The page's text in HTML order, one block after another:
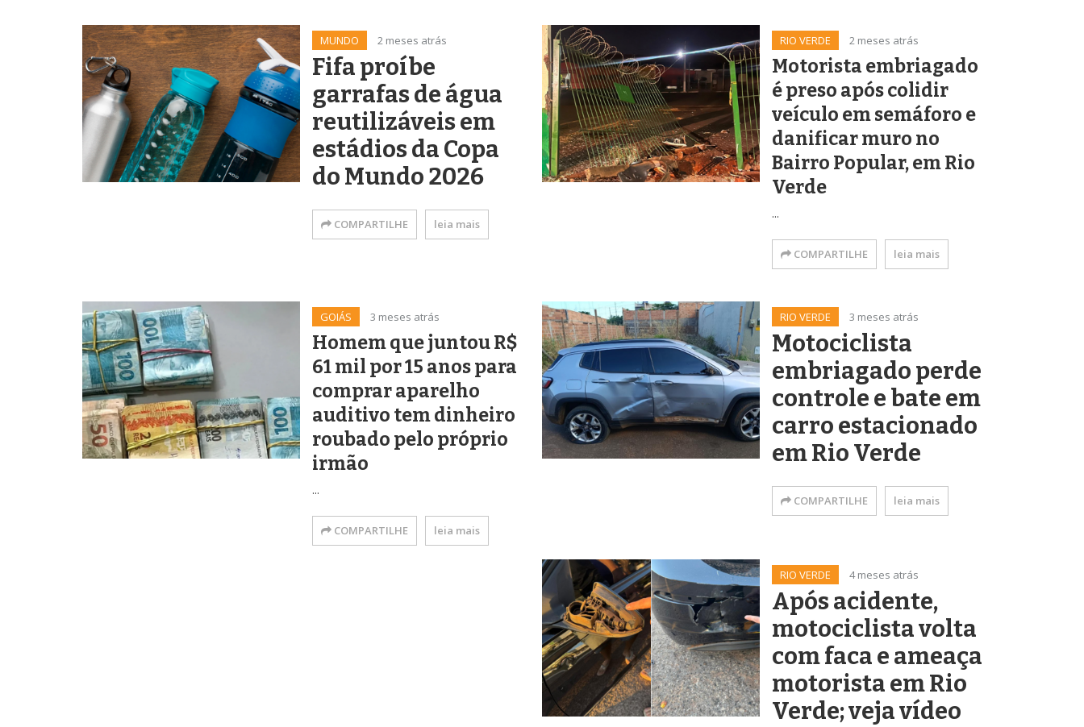
MUNDO 2 meses atrás
Fifa proíbe
garrafas de água
reutilizáveis em
estádios da Copa
do Mundo 2026
COMPARTILHE leia mais
RIO VERDE 2 meses atrás
Motorista embriagado
é preso após colidir
veículo em semáforo e
danificar muro no
Bairro Popular, em Rio
Verde
...
COMPARTILHE leia mais
GOIÁS 3 meses atrás
Homem que juntou R$
61 mil por 15 anos para
comprar aparelho
auditivo tem dinheiro
roubado pelo próprio
irmão
...
COMPARTILHE leia mais
RIO VERDE 3 meses atrás
Motociclista
embriagado perde
controle e bate em
carro estacionado
em Rio Verde
COMPARTILHE leia mais
RIO VERDE 4 meses atrás
Após acidente,
motociclista volta
com faca e ameaça
motorista em Rio
Verde; veja vídeo